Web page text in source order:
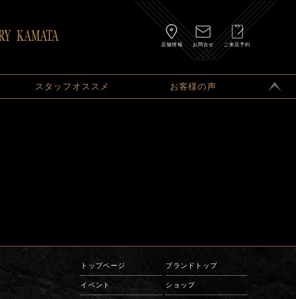
店舗情報 お問合せ ご来店予約
スタッフオススメ お客様の声
トップページ ブランドトップ
イベント ショップ